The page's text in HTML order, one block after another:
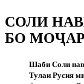
СОЛИ
БО
Шаби Соли
Тулаи Русия